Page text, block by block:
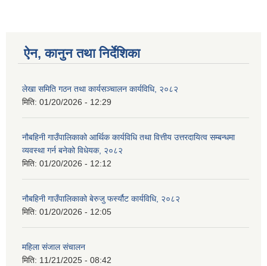
ऐन, कानुन तथा निर्देशिका
लेखा समिति गठन तथा कार्यसञ्चालन कार्यविधि, २०८२
मिति: 01/20/2026 - 12:29
नौबहिनी गाउँपालिकाको आर्थिक कार्यविधि तथा वित्तीय उत्तरदायित्व सम्बन्धमा
व्यवस्था गर्न बनेको विधेयक, २०८२
मिति: 01/20/2026 - 12:12
नौबहिनी गाउँपालिकाको बेरुजु फर्स्यौट कार्यविधि, २०८२
मिति: 01/20/2026 - 12:05
महिला संजाल संचालन
मिति: 11/21/2025 - 08:42